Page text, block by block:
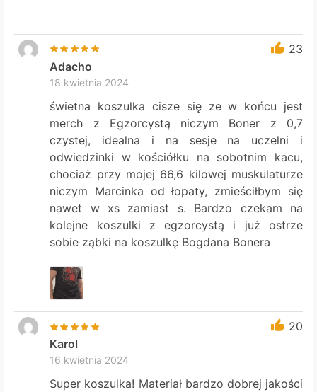
23
Adacho
18 kwietnia 2024
świetna koszulka cisze się ze w końcu jest
merch z Egzorcystą niczym Boner z 0,7
czystej, idealna i na sesje na uczelni i
odwiedzinki w kościółku na sobotnim kacu,
chociaż przy mojej 66,6 kilowej muskulaturze
niczym Marcinka od łopaty, zmieściłbym się
nawet w xs zamiast s. Bardzo czekam na
kolejne koszulki z egzorcystą i już ostrze
sobie ząbki na koszulkę Bogdana Bonera
20
Karol
16 kwietnia 2024
Super koszulka! Materiał bardzo dobrej jakości